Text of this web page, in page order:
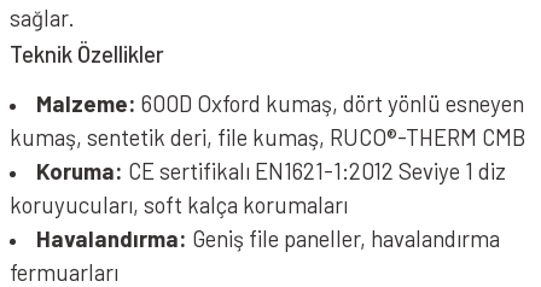
sağlar.
Teknik Özellikler
Malzeme: 600D Oxford kumaş, dört yönlü esneyen
kumaş, sentetik deri, file kumaş, RUCO®-THERM CMB
Koruma: CE sertifikalı EN1621-1:2012 Seviye 1 diz
koruyucuları, soft kalça korumaları
Havalandırma: Geniş file paneller, havalandırma
fermuarları